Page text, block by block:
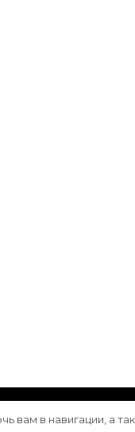
вам в навигации, а